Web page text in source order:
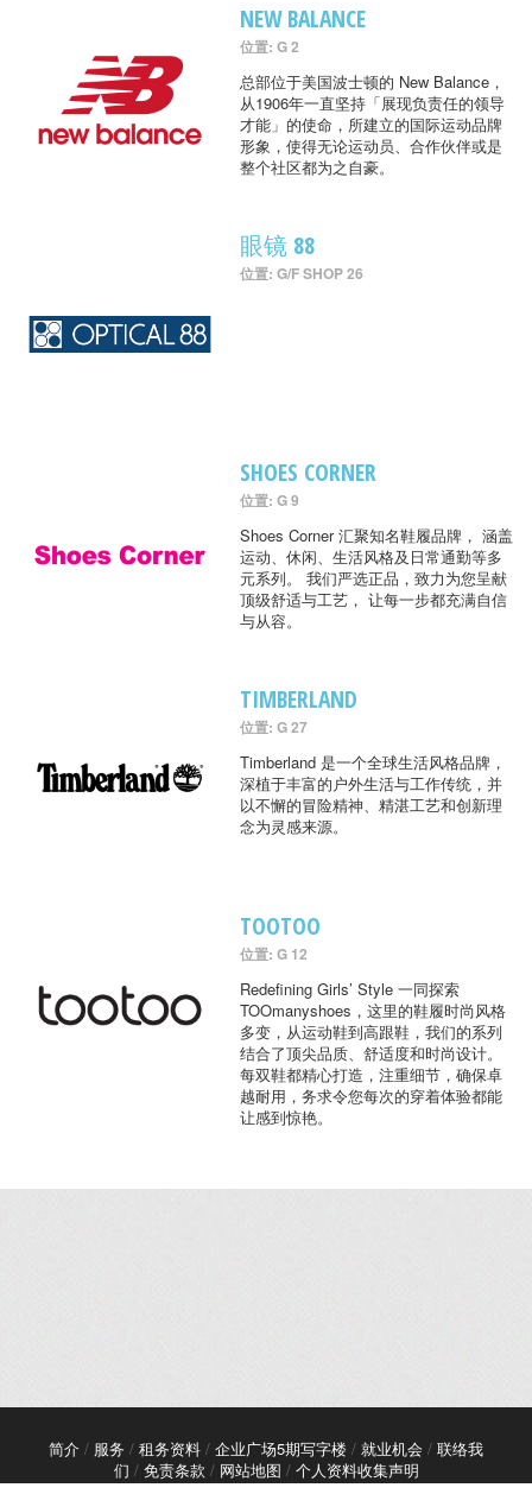
NEW BALANCE
位置: G 2
总部位于美国波士顿的 New Balance，
从1906年一直坚持「展现负责任的领导
才能」的使命，所建立的国际运动品牌
形象，使得无论运动员、合作伙伴或是
整个社区都为之自豪。
眼镜 88
位置: G/F SHOP 26
SHOES CORNER
位置: G 9
Shoes Corner 汇聚知名鞋履品牌， 涵盖
运动、休闲、生活风格及日常通勤等多
元系列。 我们严选正品，致力为您呈献
顶级舒适与工艺， 让每一步都充满自信
与从容。
TIMBERLAND
位置: G 27
Timberland 是一个全球生活风格品牌，
深植于丰富的户外生活与工作传统，并
以不懈的冒险精神、精湛工艺和创新理
念为灵感来源。
TOOTOO
位置: G 12
Redefining Girls’ Style 一同探索
TOOmanyshoes，这里的鞋履时尚风格
多变，从运动鞋到高跟鞋，我们的系列
结合了顶尖品质、舒适度和时尚设计。
每双鞋都精心打造，注重细节，确保卓
越耐用，务求令您每次的穿着体验都能
让感到惊艳。
简介 / 服务 / 租务资料 / 企业广场5期写字楼 / 就业机会 / 联络我
们 / 免责条款 / 网站地图 / 个人资料收集声明